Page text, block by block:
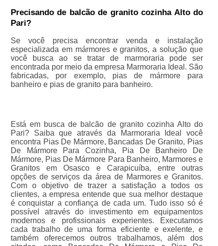
Precisando de balcão de granito cozinha Alto do
Pari?
Se você precisa encontrar venda e instalação
especializada em mármores e granitos, a solução que
você busca ao se tratar de marmoraria pode ser
encontrada por meio da empresa Marmoraria Ideal. São
fabricadas, por exemplo, pias de mármore para
banheiro e pias de granito para banheiro.
Está em busca de balcão de granito cozinha Alto do
Pari? Saiba que através da Marmoraria Ideal você
encontra Pias De Mármore, Bancadas De Granito, Pias
De Mármore Para Cozinha, Pia De Banheiro De
Mármore, Pias De Mármore Para Banheiro, Marmores e
Granitos em Osasco e Carapicuíba, entre outras
opções de serviços da área de Marmores e Granitos.
Com o objetivo de trazer a satisfação a todos os
clientes, a empresa entende que sua melhor destaque
é conquistar a confiança de cada um. Tudo isso só é
possível através do investimento em equipamentos
modernos e profissionais experientes. Executamos
cada trabalho de uma forma eficiente e exelente, e
também oferecemos outros trabalhamos, além dos